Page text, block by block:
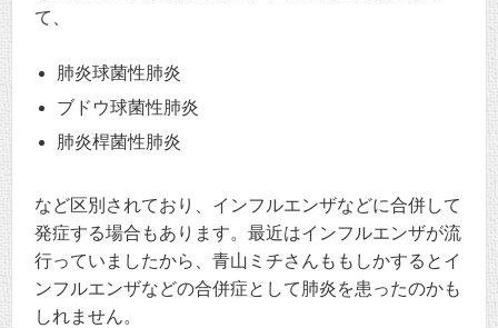
て、
肺炎球菌性肺炎
ブドウ球菌性肺炎
肺炎桿菌性肺炎
など区別されており、インフルエンザなどに合併して
発症する場合もあります。最近はインフルエンザが流
行っていましたから、青山ミチさんももしかするとイ
ンフルエンザなどの合併症として肺炎を患ったのかも
しれません。